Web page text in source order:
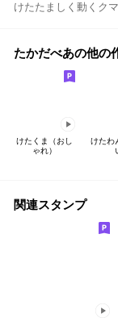
けたたましく動くク
たかだべあの他の
けたくま（おし
ゃれ）
けたわ
関連スタンプ